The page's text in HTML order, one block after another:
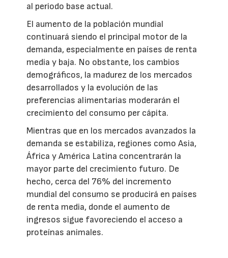
al periodo base actual.
El aumento de la población mundial
continuará siendo el principal motor de la
demanda, especialmente en países de renta
media y baja. No obstante, los cambios
demográficos, la madurez de los mercados
desarrollados y la evolución de las
preferencias alimentarias moderarán el
crecimiento del consumo per cápita.
Mientras que en los mercados avanzados la
demanda se estabiliza, regiones como Asia,
África y América Latina concentrarán la
mayor parte del crecimiento futuro. De
hecho, cerca del 76% del incremento
mundial del consumo se producirá en países
de renta media, donde el aumento de
ingresos sigue favoreciendo el acceso a
proteínas animales.